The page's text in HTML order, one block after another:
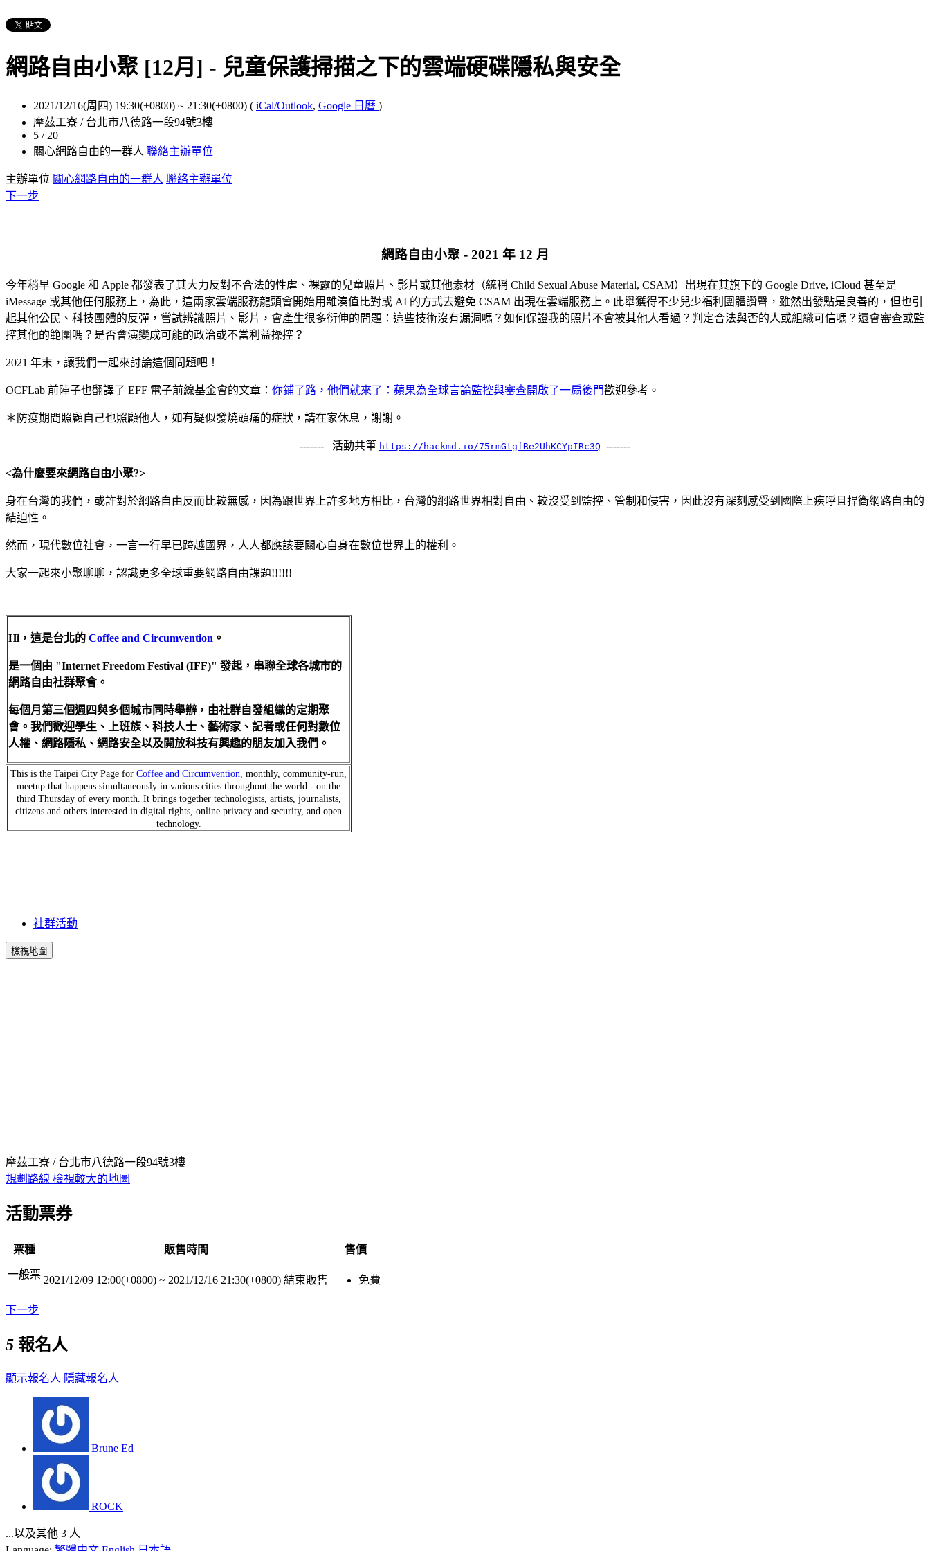
網路自由小聚 [12月] - 兒童保護掃描之下的雲端硬碟隱私與安全
2021/12/16(周四) 19:30(+0800) ~ 21:30(+0800) ( iCal/Outlook, Google 日曆 )
摩茲工寮 / 台北市八德路一段94號3樓
5 / 20
關心網路自由的一群人 聯絡主辦單位
主辦單位 關心網路自由的一群人 聯絡主辦單位
下一步
網路自由小聚 - 2021 年 12 月
今年稍早 Google 和 Apple 都發表了其大力反對不合法的性虐、裸露的兒童照片、影片或其他素材（統稱 Child Sexual Abuse Material, CSAM）出現在其旗下的 Google Drive, iCloud 甚至是
iMessage 或其他任何服務上，為此，這兩家雲端服務龍頭會開始用雜湊值比對或 AI 的方式去避免 CSAM 出現在雲端服務上。此舉獲得不少兒少福利團體讚聲，雖然出發點是良善的，但也引
起其他公民、科技團體的反彈，嘗試辨識照片、影片，會產生很多衍伸的問題：這些技術沒有漏洞嗎？如何保證我的照片不會被其他人看過？判定合法與否的人或組織可信嗎？還會審查或監
控其他的範圍嗎？是否會演變成可能的政治或不當利益操控？
2021 年末，讓我們一起來討論這個問題吧！
OCFLab 前陣子也翻譯了 EFF 電子前線基金會的文章： 你鋪了路，他們就來了：蘋果為全球言論監控與審查開啟了一扇後門歡迎參考。
＊防疫期間照顧自己也照顧他人，如有疑似發燒頭痛的症狀，請在家休息，謝謝。
------- 活動共筆 https://hackmd.io/75rmGtgfRe2UhKCYpIRc3Q -------
<為什麼要來網路自由小聚?>
身在台灣的我們，或許對於網路自由反而比較無感，因為跟世界上許多地方相比，台灣的網路世界相對自由、較沒受到監控、管制和侵害，因此沒有深刻感受到國際上疾呼且捍衛網路自由的
結迫性。
然而，現代數位社會，一言一行早已跨越國界，人人都應該要關心自身在數位世界上的權利。
大家一起來小聚聊聊，認識更多全球重要網路自由課題!!!!!!
Hi，這是台北的 Coffee and Circumvention 。
是一個由 "Internet Freedom Festival (IFF)" 發起，串聯全球各城市的
網路自由社群聚會。
每個月第三個週四與多個城市同時舉辦，由社群自發組織的定期聚
會。我們歡迎學生、上班族、科技人士、藝術家、記者或任何對數位
人權、網路隱私、網路安全以及開放科技有興趣的朋友加入我們。
This is the Taipei City Page for Coffee and Circumvention, monthly, community-run,
meetup that happens simultaneously in various cities throughout the world - on the
third Thursday of every month. It brings together technologists, artists, journalists,
citizens and others interested in digital rights, online privacy and security, and open
technology.
社群活動
檢視地圖
摩茲工寮 / 台北市八德路一段94號3樓
規劃路線 檢視較大的地圖
活動票券
票種 販售時間 售價
一般票 2021/12/09 12:00(+0800) ~ 2021/12/16 21:30(+0800) 結束販售 免費
下一步
5 報名人
顯示報名人 隱藏報名人
Brune Ed
ROCK
...以及其他 3 人